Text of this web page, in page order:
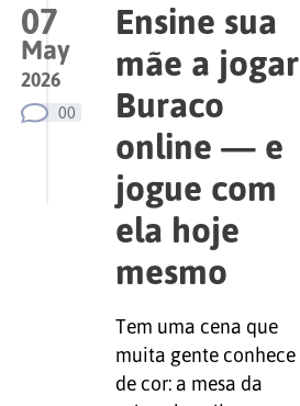
07
May
2026
00
Ensine sua
mãe a jogar
Buraco
online — e
jogue com
ela hoje
mesmo
Tem uma cena que
muita gente conhece
de cor: a mesa da